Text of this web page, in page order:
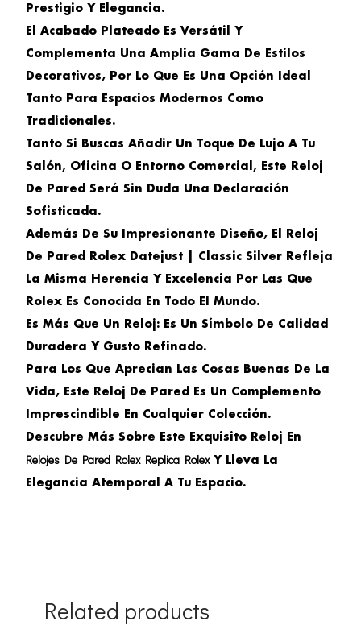
Prestigio Y Elegancia.
El Acabado Plateado Es Versátil Y
Complementa Una Amplia Gama De Estilos
Decorativos, Por Lo Que Es Una Opción Ideal
Tanto Para Espacios Modernos Como
Tradicionales.
Tanto Si Buscas Añadir Un Toque De Lujo A Tu
Salón, Oficina O Entorno Comercial, Este Reloj
De Pared Será Sin Duda Una Declaración
Sofisticada.
Además De Su Impresionante Diseño, El
Reloj
De Pared Rolex Datejust | Classic Silver Refleja
La Misma Herencia Y Excelencia Por Las Que
Rolex Es Conocida En Todo El Mundo.
Es Más Que Un Reloj: Es Un Símbolo De Calidad
Duradera Y Gusto Refinado.
Para Los Que Aprecian Las Cosas Buenas De La
Vida, Este Reloj De Pared Es Un Complemento
Imprescindible En Cualquier Colección.
Descubre Más Sobre Este Exquisito Reloj En
Relojes De Pared Rolex Replica RolexY Lleva La
Elegancia Atemporal A Tu Espacio.
Related products